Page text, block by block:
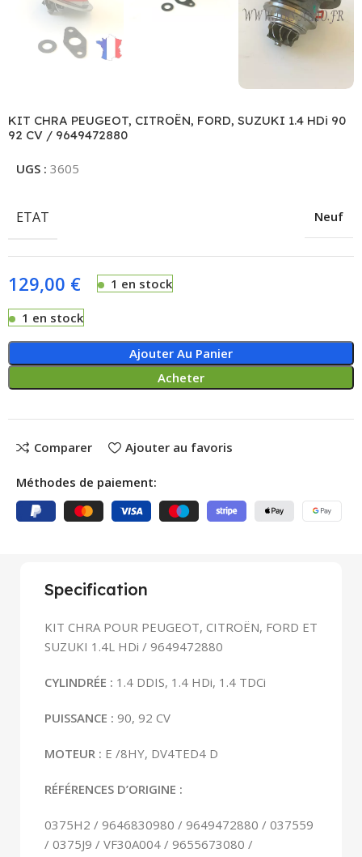
KIT CHRA PEUGEOT, CITROËN, FORD, SUZUKI 1.4 HDi 90
92 CV / 9649472880
UGS :3605
ETAT Neuf
129,00 € 1 en stock
1 en stock
Ajouter Au Panier
Acheter
Comparer Ajouter au favoris
Méthodes de paiement:
Specification
KIT CHRA POUR PEUGEOT, CITROËN, FORD ET
SUZUKI 1.4L HDi / 9649472880
CYLINDRÉE : 1.4 DDIS, 1.4 HDi, 1.4 TDCi
PUISSANCE : 90, 92 CV
MOTEUR : E /8HY, DV4TED4 D
RÉFÉRENCES D’ORIGINE :
0375H2 / 9646830980 / 9649472880 / 037559
/ 0375J9 / VF30A004 / 9655673080 /